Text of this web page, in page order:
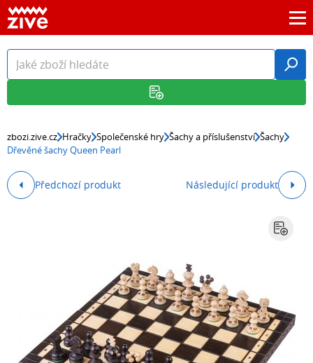
zbozi.zive.cz Hračky Společenské hry Šachy a příslušenství Šachy
Dřevěné šachy Queen Pearl
Předchozí produkt Následující produkt